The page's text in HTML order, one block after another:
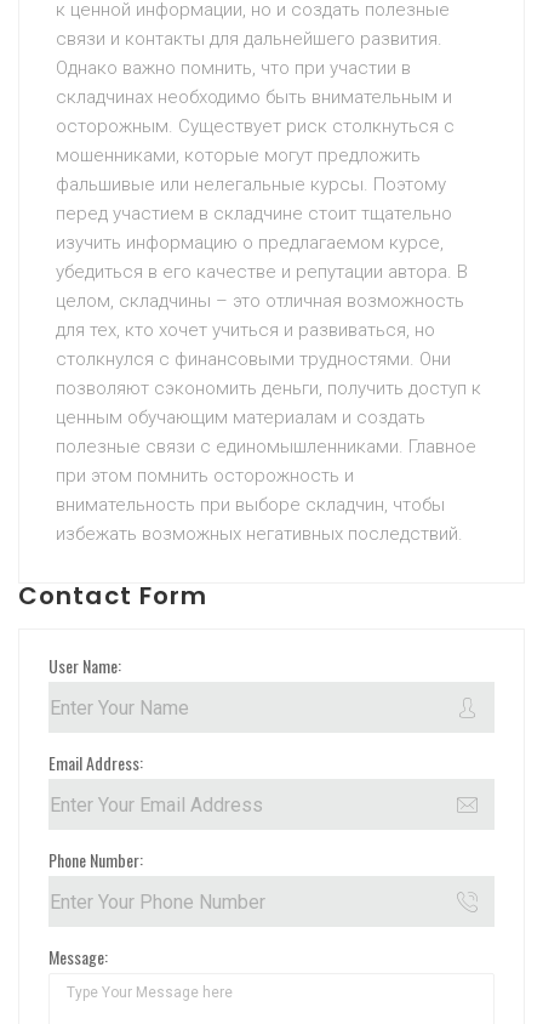
к ценной информации, но и создать полезные
связи и контакты для дальнейшего развития.
Однако важно помнить, что при участии в
складчинах необходимо быть внимательным и
осторожным. Существует риск столкнуться с
мошенниками, которые могут предложить
фальшивые или нелегальные курсы. Поэтому
перед участием в складчине стоит тщательно
изучить информацию о предлагаемом курсе,
убедиться в его качестве и репутации автора. В
целом, складчины – это отличная возможность
для тех, кто хочет учиться и развиваться, но
столкнулся с финансовыми трудностями. Они
позволяют сэкономить деньги, получить доступ к
ценным обучающим материалам и создать
полезные связи с единомышленниками. Главное
при этом помнить осторожность и
внимательность при выборе складчин, чтобы
избежать возможных негативных последствий.
Contact Form
User Name:
Email Address:
Phone Number:
Message: